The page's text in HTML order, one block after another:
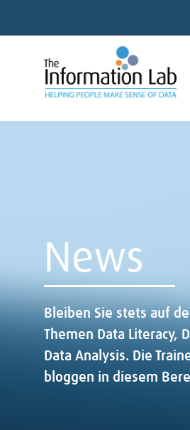
News
Bleiben Sie stets auf
Themen Data Literacy,
Data Analysis. Die
bloggen in diesem